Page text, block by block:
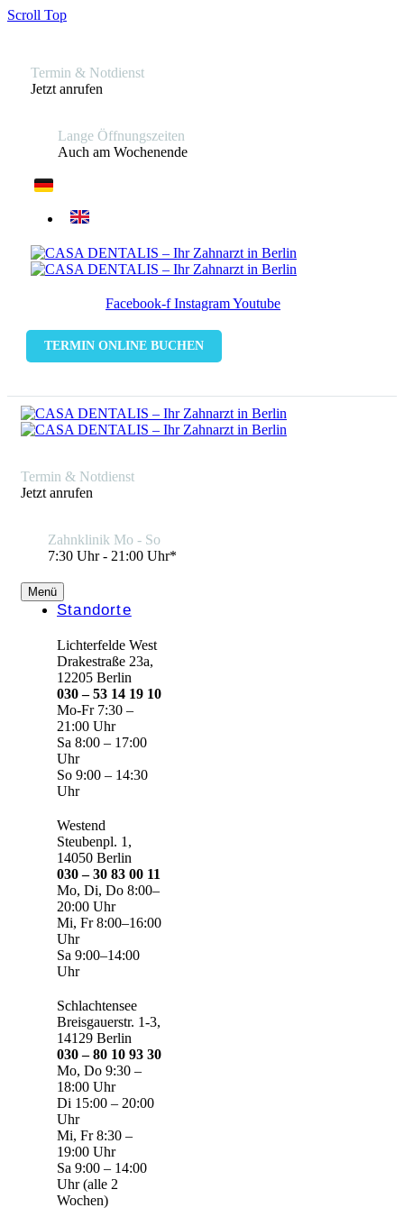
Scroll Top
Termin & Notdienst
Jetzt anrufen
Lange Öffnungszeiten
Auch am Wochenende
Facebook-f InstagramYoutube
TERMIN ONLINE BUCHEN
Termin & Notdienst
Jetzt anrufen
Zahnklinik Mo - So
7:30 Uhr - 21:00 Uhr*
Menü
Standorte
Lichterfelde West
Drakestraße 23a,
12205 Berlin
030 – 53 14 19 10
Mo-Fr 7:30 –
21:00 Uhr
Sa 8:00 – 17:00
Uhr
So 9:00 – 14:30
Uhr
Westend
Steubenpl. 1,
14050 Berlin
030 – 30 83 00 11
Mo, Di, Do 8:00–
20:00 Uhr
Mi, Fr 8:00–16:00
Uhr
Sa 9:00–14:00
Uhr
Schlachtensee
Breisgauerstr. 1-3,
14129 Berlin
030 – 80 10 93 30
Mo, Do 9:30 –
18:00 Uhr
Di 15:00 – 20:00
Uhr
Mi, Fr 8:30 –
19:00 Uhr
Sa 9:00 – 14:00
Uhr (alle 2
Wochen)